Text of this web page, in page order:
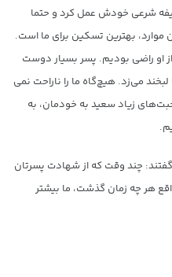
شرعی خودش عمل کرد و حتما
بهترین تسکین برای ما است.
او راضی بودیم. پسر بسیار دوست
می‌زد. هیچ‌گاه ما را ناراحت نمی
زیاد سعید به خودمان، به
چند وقت که از شهادت پسرتان
هر چه زمان گذشت، ما بیشتر